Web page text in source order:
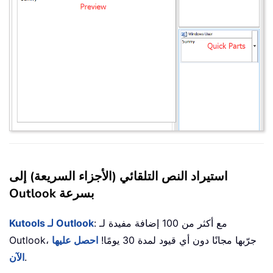
استيراد النص التلقائي (الأجزاء السريعة) إلى
Outlook بسرعة
Kutools لـ Outlook: مع أكثر من 100 إضافة مفيدة لـ
Outlook، جرّبها مجانًا دون أي قيود لمدة 30 يومًا!
احصل عليها
الآن.